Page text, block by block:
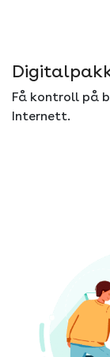
Få kontroll på
Internett.